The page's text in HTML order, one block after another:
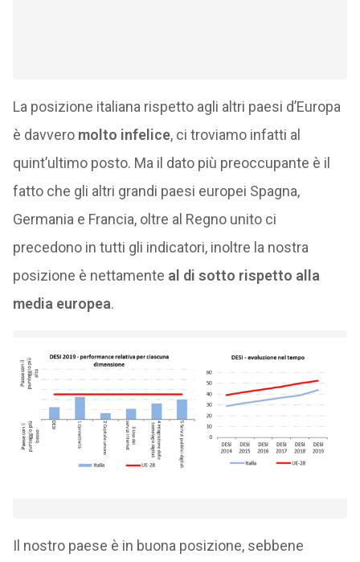
La posizione italiana rispetto agli altri paesi d’Europa
è davvero molto infelice, ci troviamo infatti al
quint’ultimo posto. Ma il dato più preoccupante è il
fatto che gli altri grandi paesi europei Spagna,
Germania e Francia, oltre al Regno unito ci
precedono in tutti gli indicatori, inoltre la nostra
posizione è nettamente al di sotto rispetto alla
media europea.
Il nostro paese è in buona posizione, sebbene